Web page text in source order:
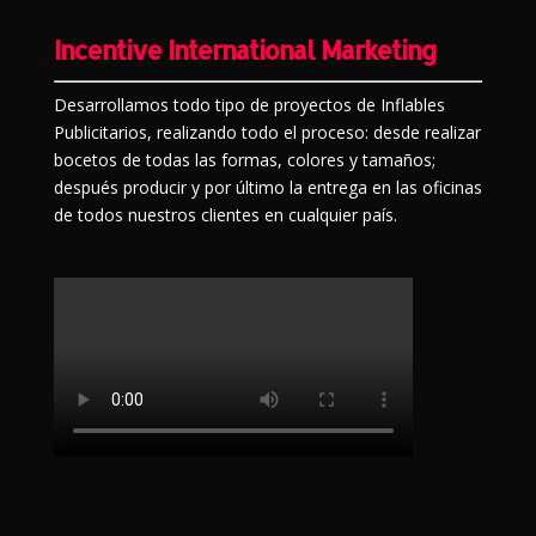
Incentive International Marketing
Desarrollamos todo tipo de proyectos de Inflables
Publicitarios, realizando todo el proceso: desde realizar
bocetos de todas las formas, colores y tamaños;
después producir y por último la entrega en las oficinas
de todos nuestros clientes en cualquier país.